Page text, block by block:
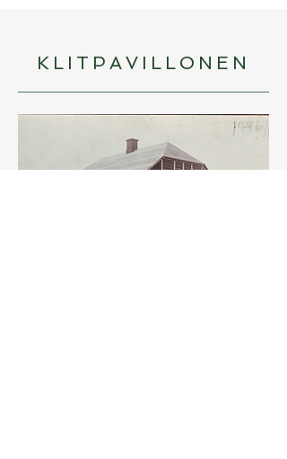
KLITPAVILLONEN